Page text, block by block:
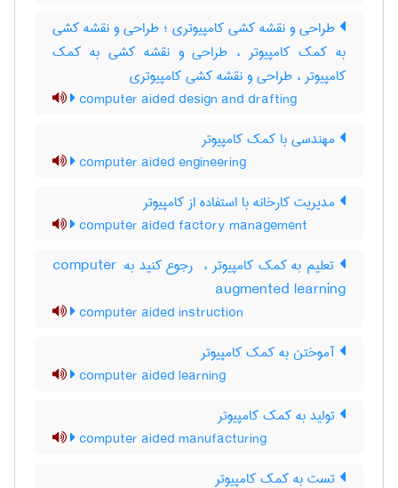
طراحی و نقشه کشی کامپیوتری ؛ طراحی و نقشه کشی
به کمک کامپیوتر ، طراحی و نقشه کشی به کمک
کامپیوتر ، طراحی و نقشه کشی کامپیوتری
computer aided design and drafting
مهندسی با کمک کامپیوتر
computer aided engineering
مدیریت کارخانه با استفاده از کامپیوتر
computer aided factory management
تعلیم به کمک کامپیوتر ، ‎ رجوع کنید به: computer
augmented learning
computer aided instruction
آموختن به کمک کامپیوتر
computer aided learning
تولید به کمک کامپیوتر
computer aided manufacturing
تست به کمک کامپیوتر